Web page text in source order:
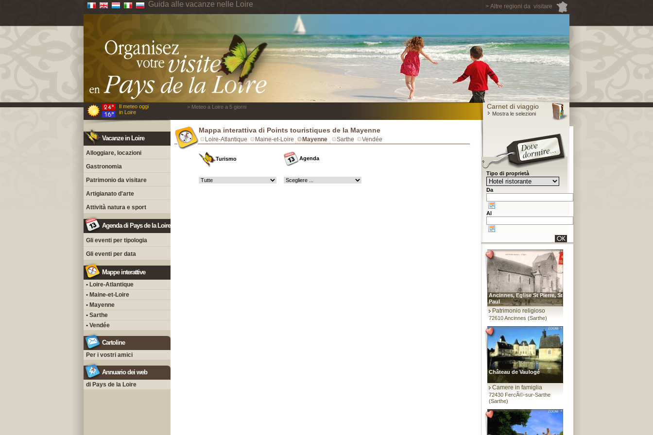
> Altre regioni da visitare
Guida alle vacanze nelle Loire
Il meteo oggi
in Loire
> Meteo a Loire a 5 giorni Carnet di viaggio
Mostra le selezioni
Vacanze in Loire
Alloggiare, locazioni
Gastronomia
Patrimonio da visitare
Artigianato d'arte
Attività natura e sport
Agenda di Pays de la Loire
Gli eventi per tipologia
Gli eventi per data
Mappe interattive
• Loire-Atlantique
• Maine-et-Loire
• Mayenne
• Sarthe
• Vendée
Cartoline
Per i vostri amici
Annuario dei web
di Pays de la Loire
Mappa interattiva di Points touristiques de la Mayenne
Loire-Atlantique Maine-et-Loire Mayenne Sarthe Vendée
Turismo Agenda
Tipo di proprietà
Da
Al
Ancinnes, Eglise St Pierre, St
Paul
Patrimonio religioso
72610 Ancinnes (Sarthe)
Château de Vaulogé
Camere in famiglia
72430 FercÃ©-sur-Sarthe
(Sarthe)